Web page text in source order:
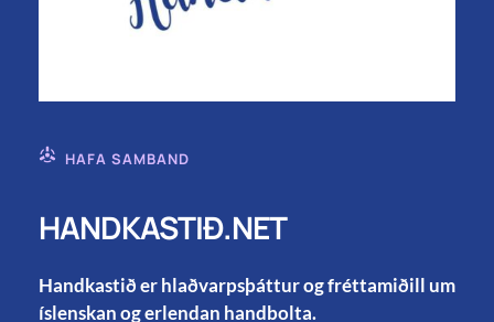
HAFA SAMBAND
HANDKASTIÐ.NET
Handkastið er hlaðvarpsþáttur og fréttamiðill um
íslenskan og erlendan handbolta.